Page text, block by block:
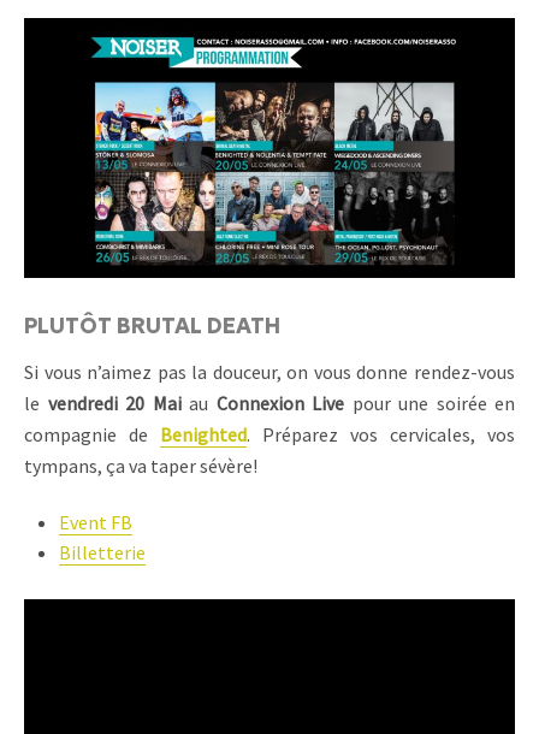
PLUTÔT BRUTAL DEATH
Si vous n’aimez pas la douceur, on vous donne rendez-vous
le vendredi 20 Maiau Connexion Live pour une soirée en
compagnie de Benighted. Préparez vos cervicales, vos
tympans, ça va taper sévère!
Event FB
Billetterie